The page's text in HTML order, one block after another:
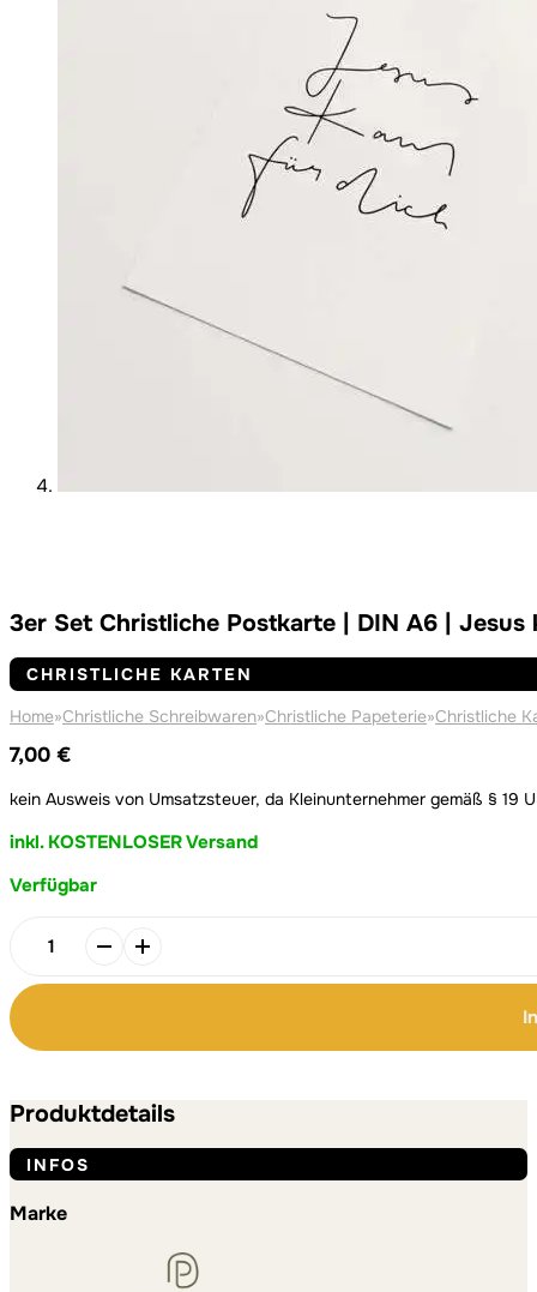
3er Set Christliche Postkarte | DIN A6 | Jesus
CHRISTLICHE KARTEN
Home»Christliche Schreibwaren»Christliche Papeterie»Christliche
7,00 €
kein Ausweis von Umsatzsteuer, da Kleinunternehmer gemäß § 19
inkl. KOSTENLOSER Versand
Verfügbar
Set
Postkarte
A6
Jesus
kam
für
Produktdetails
INFOS
Marke